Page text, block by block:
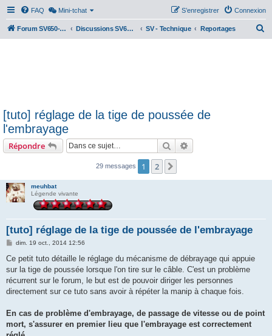
FAQ Mini-tchat Connexion
S’enregistrer
Forum SV650-SV1000 Discussions SV650 & SV1000 N/S SV - Technique Reportages
[tuto] réglage de la tige de poussée de
l'embrayage
Répondre Rechercher
29 messages 1 2
meuhbat
Légende vivante
[tuto] réglage de la tige de poussée de l'embrayage
M
s
a
g
dim. 19 oct., 2014 12:56
Ce petit tuto détaille le réglage du mécanisme de débrayage qui appuie
sur la tige de poussée lorsque l'on tire sur le câble. C'est un problème
récurrent sur le forum, le but est de pouvoir diriger les personnes
directement sur ce tuto sans avoir à répéter la manip à chaque fois.
En cas de problème d'embrayage, de passage de vitesse ou de point
mort, s'assurer en premier lieu que l'embrayage est correctement